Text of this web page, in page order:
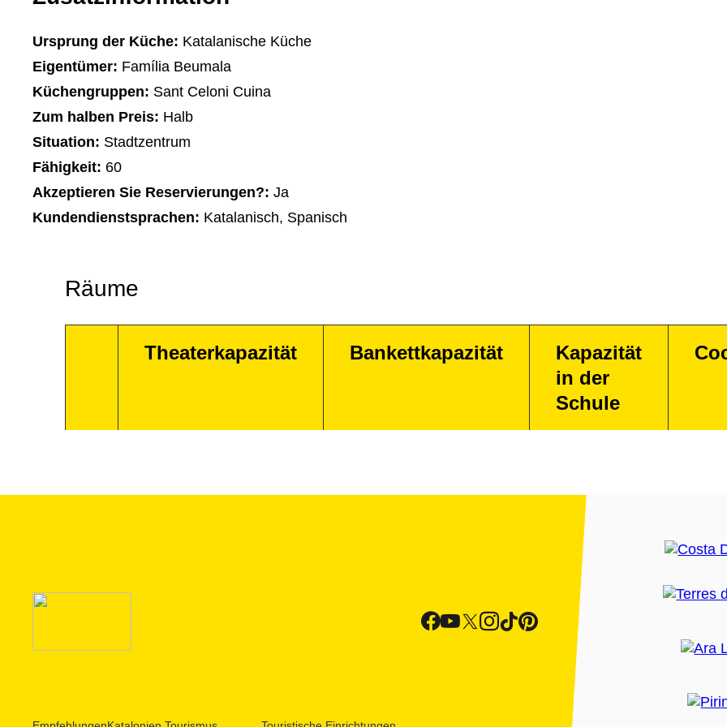
Ursprung der Küche: Katalanische Küche
Eigentümer: Família Beumala
Küchengruppen: Sant Celoni Cuina
Zum halben Preis: Halb
Situation: Stadtzentrum
Fähigkeit: 60
Akzeptieren Sie Reservierungen?: Ja
Kundendienstsprachen: Katalanisch, Spanisch
Räume
Theaterkapazität Bankettkapazität
Kapazität
in der
Schule